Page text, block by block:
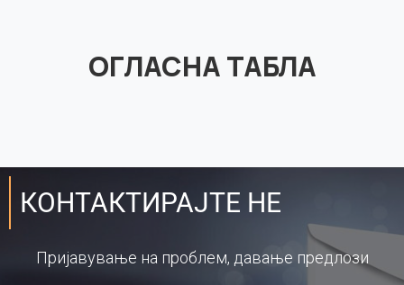
ОГЛАСНА ТАБЛА
КОНТАКТИРАЈТЕ НЕ
Пријавување на проблем, давање предлози